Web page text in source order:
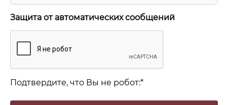
Защита от автоматических сообщений
Подтвердите, что Вы не робот:*